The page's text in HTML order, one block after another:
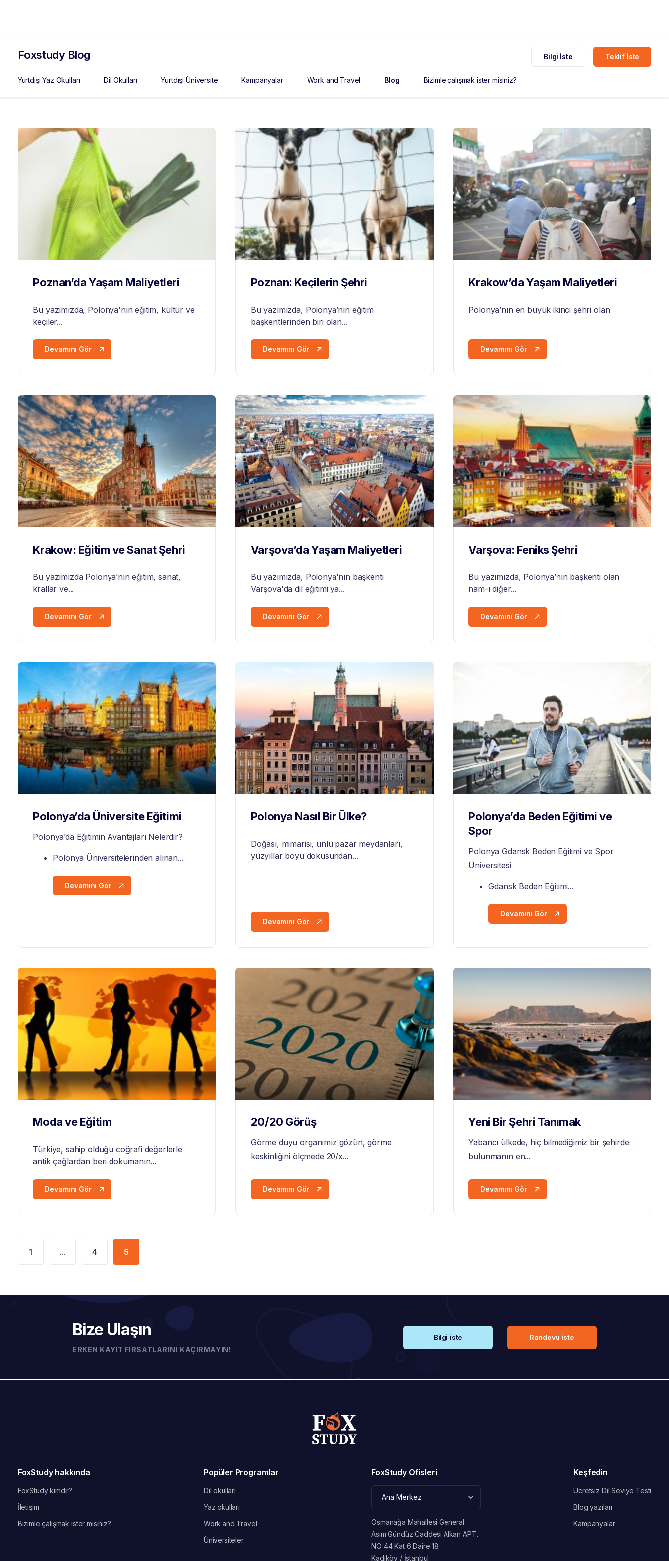
Foxstudy Blog Bilgi İste Teklif İste
Yurtdışı Yaz Okulları Dil Okulları Yurtdışı Üniversite Kampanyalar Work and Travel Blog Bizimle çalışmak ister misiniz?
Poznan’da Yaşam Maliyetleri
Bu yazımızda, Polonya'nın eğitim, kültür ve
keçiler...
Devamını Gör
Poznan: Keçilerin Şehri
Bu yazımızda, Polonya’nın eğitim
başkentlerinden biri olan...
Devamını Gör
Krakow’da Yaşam Maliyetleri
Polonya’nın en büyük ikinci şehri olan
Devamını Gör
Krakow: Eğitim ve Sanat Şehri
Bu yazımızda Polonya’nın eğitim, sanat,
krallar ve...
Devamını Gör
Varşova’da Yaşam Maliyetleri
Bu yazımızda, Polonya'nın başkenti
Varşova'da dil eğitimi ya...
Devamını Gör
Varşova: Feniks Şehri
Bu yazımızda, Polonya’nın başkenti olan
nam-ı diğer...
Devamını Gör
Polonya’da Üniversite Eğitimi
Polonya’da Eğitimin Avantajları Nelerdir?
Polonya Üniversitelerinden alınan...
Devamını Gör
Polonya Nasıl Bir Ülke?
Doğası, mimarisi, ünlü pazar meydanları,
yüzyıllar boyu dokusundan...
Devamını Gör
Polonya’da Beden Eğitimi ve
Spor
Polonya Gdansk Beden Eğitimi ve Spor
Üniversitesi
Gdansk Beden Eğitimi...
Devamını Gör
Moda ve Eğitim
Türkiye, sahip olduğu coğrafi değerlerle
antik çağlardan beri dokumanın...
Devamını Gör
20/20 Görüş
Görme duyu organımız gözün, görme
keskinliğini ölçmede 20/x...
Devamını Gör
Yeni Bir Şehri Tanımak
Yabancı ülkede, hiç bilmediğimiz bir şehirde
bulunmanın en...
Devamını Gör
1 ... 4 5
Bize Ulaşın
ERKEN KAYIT FIRSATLARINI KAÇIRMAYIN!
Bilgi iste Randevu iste
FoxStudy hakkında
FoxStudy kimdir?
İletişim
Bizimle çalışmak ister misiniz?
Popüler Programlar
Dil okulları
Yaz okulları
Work and Travel
Üniversiteler
FoxStudy Ofisleri
Osmanağa Mahallesi General
Asım Gündüz Caddesi Alkan APT.
NO 44 Kat 6 Daire 18
Kadıköy / İstanbul
Keşfedin
Ücretsiz Dil Seviye Testi
Blog yazıları
Kampanyalar